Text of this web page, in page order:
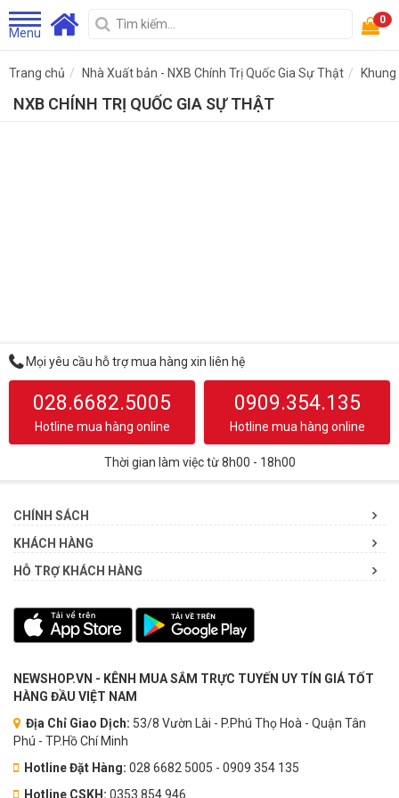
Menu
0
Trang chủ Nhà Xuất bản - NXB Chính Trị Quốc Gia Sự Thật
NXB CHÍNH TRỊ QUỐC GIA SỰ THẬT
Mọi yêu cầu hỗ trợ mua hàng xin liên hệ
028.6682.5005
Hotline mua hàng online
0909.354.135
Hotline mua hàng online
Thời gian làm việc từ 8h00 - 18h00
CHÍNH SÁCH
KHÁCH HÀNG
HỖ TRỢ KHÁCH HÀNG
NEWSHOP.VN - KÊNH MUA SẮM TRỰC TUYẾN UY TÍN GIÁ TỐT
HÀNG ĐẦU VIỆT NAM
Địa Chỉ Giao Dịch: 53/8 Vườn Lài - P.Phú Thọ Hoà - Quận Tân
Phú - TP.Hồ Chí Minh
Hotline Đặt Hàng: 028 6682 5005 - 0909 354 135
Hotline CSKH: 0353.854.946